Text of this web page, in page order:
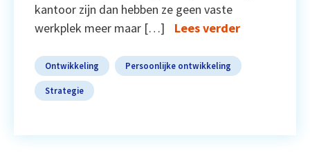
kantoor zijn dan hebben ze geen vaste
werkplek meer maar […]
Lees verder
Ontwikkeling Persoonlijke ontwikkeling
Strategie